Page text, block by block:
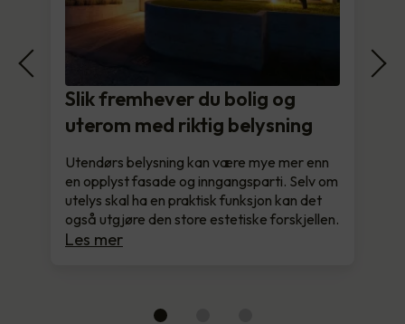
Slik fremhever du bolig og
uterom med riktig belysning
Utendørs belysning kan være mye mer enn
en opplyst fasade og inngangsparti. Selv om
utelys skal ha en praktisk funksjon kan det
også utgjøre den store estetiske forskjellen.
Les mer